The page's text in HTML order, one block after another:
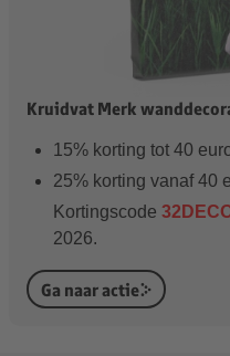
Kruidvat Merk
15% korting tot 40
25% korting vanaf 40
Kortingscode
2026.
Ga naar actie